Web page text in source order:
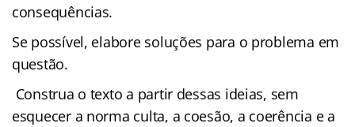
consequências.
Se possível, elabore soluções para o problema em
questão.
Construa o texto a partir dessas ideias, sem
esquecer a norma culta, a coesão, a coerência e a